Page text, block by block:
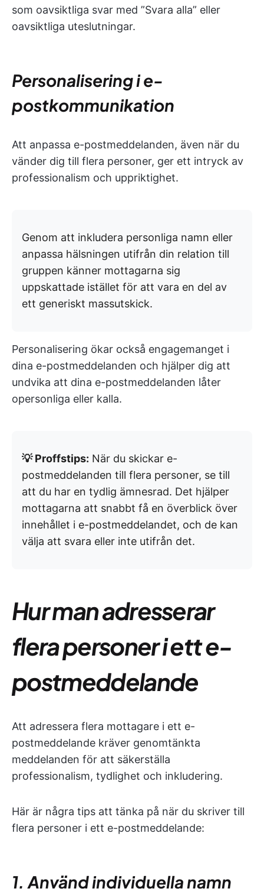
som oavsiktliga svar med ”Svara alla” eller
oavsiktliga uteslutningar.
Personalisering i e-
postkommunikation
Att anpassa e-postmeddelanden, även när du
vänder dig till flera personer, ger ett intryck av
professionalism och uppriktighet.
Genom att inkludera personliga namn eller
anpassa hälsningen utifrån din relation till
gruppen känner mottagarna sig
uppskattade istället för att vara en del av
ett generiskt massutskick.
Personalisering ökar också engagemanget i
dina e-postmeddelanden och hjälper dig att
undvika att dina e-postmeddelanden låter
opersonliga eller kalla.
💡 Proffstips: När du skickar e-
postmeddelanden till flera personer, se till
att du har en tydlig ämnesrad. Det hjälper
mottagarna att snabbt få en överblick över
innehållet i e-postmeddelandet, och de kan
välja att svara eller inte utifrån det.
Hur man adresserar
flera personer i ett e-
postmeddelande
Att adressera flera mottagare i ett e-
postmeddelande kräver genomtänkta
meddelanden för att säkerställa
professionalism, tydlighet och inkludering.
Här är några tips att tänka på när du skriver till
flera personer i ett e-postmeddelande:
1. Använd individuella namn